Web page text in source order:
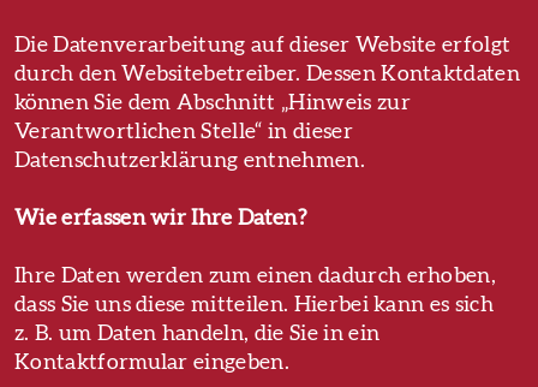
Die Datenverarbeitung auf dieser Website erfolgt
durch den Websitebetreiber. Dessen Kontaktdaten
können Sie dem Abschnitt „Hinweis zur
Verantwortlichen Stelle“ in dieser
Datenschutzerklärung entnehmen.
Wie erfassen wir Ihre Daten?
Ihre Daten werden zum einen dadurch erhoben,
dass Sie uns diese mitteilen. Hierbei kann es sich
z. B. um Daten handeln, die Sie in ein
Kontaktformular eingeben.